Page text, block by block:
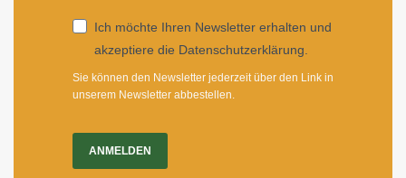
Ich möchte Ihren Newsletter erhalten und
akzeptiere die Datenschutzerklärung.
Sie können den Newsletter jederzeit über den Link in
unserem Newsletter abbestellen.
ANMELDEN